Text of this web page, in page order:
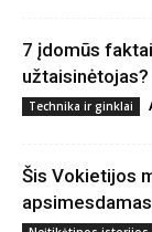
7 įdomūs
užtaisinėtojas?
Technika ir ginklai
Šis Vokietijos